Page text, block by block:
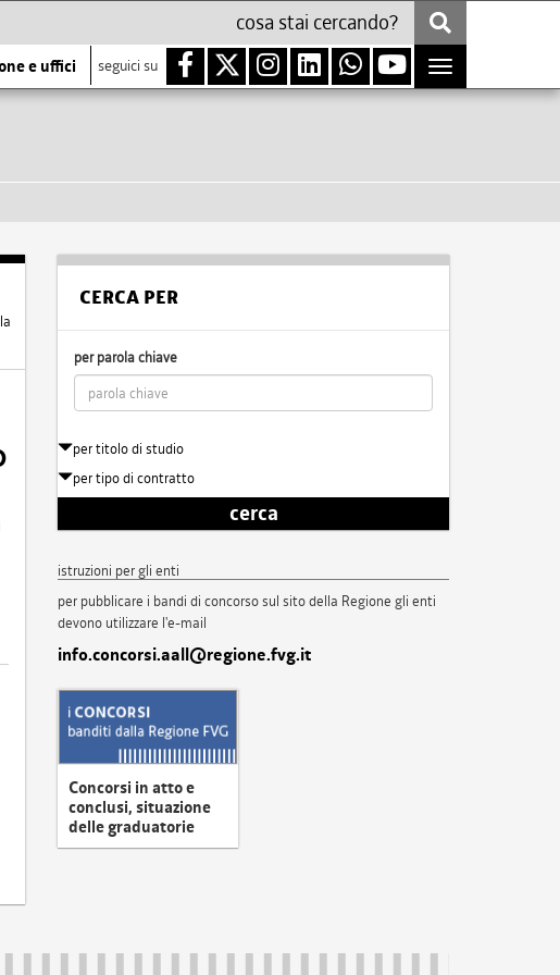
e uffici seguici su
Toggle
navigation
CERCA PER
per parola chiave
per titolo di studio
per tipo di contratto
cerca
istruzioni per gli enti
per pubblicare i bandi di concorso sul sito della Regione gli enti
devono utilizzare l'e-mail
info.concorsi.aall@regione.fvg.it
Concorsi in atto e
conclusi, situazione
delle graduatorie